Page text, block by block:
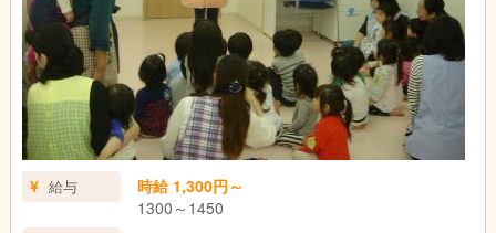
給与
時給 1,300円～
1300～1450